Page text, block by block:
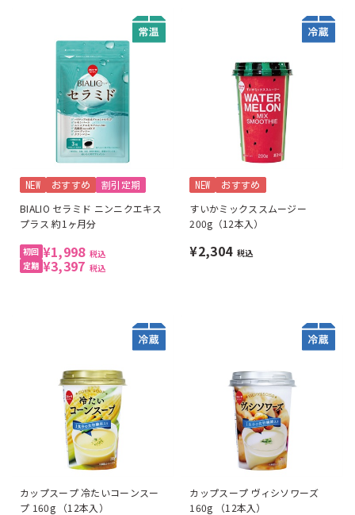
NEW おすすめ 割引定期
BIALIO セラミド ニンニクエキス
プラス 約1ヶ月分
¥1,998 税込
¥3,397 税込
NEW おすすめ
すいかミックススムージー
200g（12本入）
¥2,304 税込
カップスープ 冷たいコーンスー
プ 160g （12本入）
カップスープ ヴィシソワーズ
160g （12本入）